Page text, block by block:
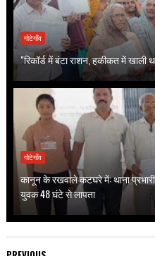
गोटेगाँव
"रिकॉर्ड में बंटा राशन, हकीकत में खाली
गोटेगाँव
कानून के रखवाले कटघरे में: थाना
युवक 48 घंटे से लापता